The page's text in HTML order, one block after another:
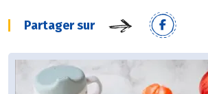
Partager sur